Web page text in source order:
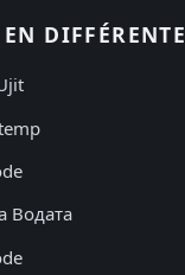
Водата